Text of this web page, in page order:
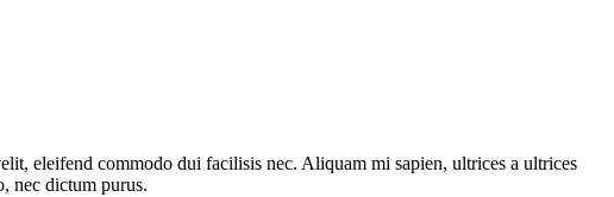
eleifend commodo dui facilisis nec. Aliquam mi sapien, ultrices a ultrices
nec dictum purus.